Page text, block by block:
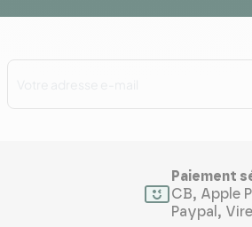
Paiement
CB, Apple
Paypal,